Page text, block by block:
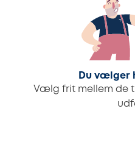
Du vælger
Vælg frit mellem de